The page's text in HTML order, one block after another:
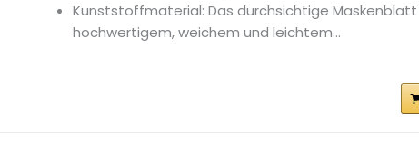
Kunststoffmaterial: Das durchsichtige
hochwertigem, weichem und leichtem...